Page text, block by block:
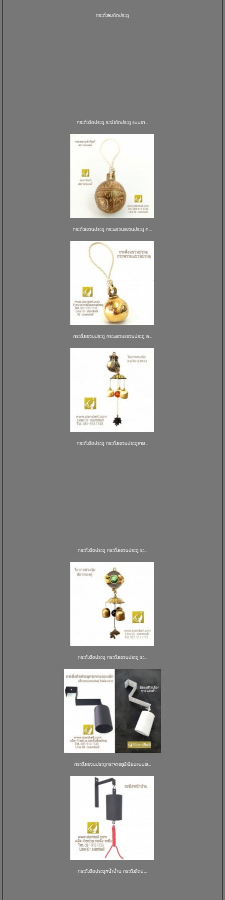
กระดิ่งลมติดประตู
กระดิ่งติดประตู ระฆังติดประตู แบบขา...
กระดิ่งแขวนประตู กระพรวนแขวนประตู ก...
กระดิ่งแขวนประตู กระพรวนแขวนประตู ล...
กระดิ่งติดประตู กระดิ่งแขวนประตูลาย...
กระดิ่งติดประตู กระดิ่งแขวนประตู ระ...
กระดิ่งติดประตู กระดิ่งแขวนประตู ระ...
กระดิ่งแขวนประตูกระจกอลูมิเนียมแบบผ...
กระดิ่งติดประตูหน้าบ้าน กระดิ่งติดป...